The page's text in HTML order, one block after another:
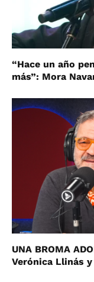
“Hace un año
más”: Mora
UNA BROMA
Verónica Llinás